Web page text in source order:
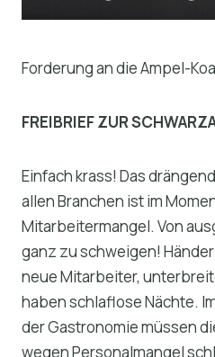
Forderung an die Ampel-
FREIBRIEF ZUR
Einfach krass! Das
allen Branchen ist im
Mitarbeitermangel. Von
ganz zu schweigen!
neue Mitarbeiter,
haben schlaflose Nächte.
der Gastronomie müssen
wegen Personalmangel